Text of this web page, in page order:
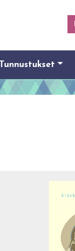
Tunnustukset